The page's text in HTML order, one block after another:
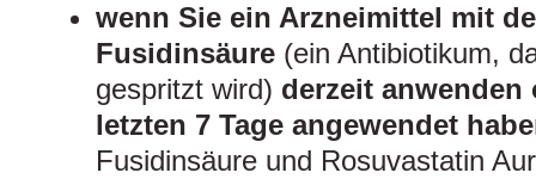
wenn Sie ein Arzneimittel mit
Fusidinsäure (ein Antibiotikum,
gespritzt wird) derzeit
letzten 7 Tage angewendet
Fusidinsäure und Rosuvastatin